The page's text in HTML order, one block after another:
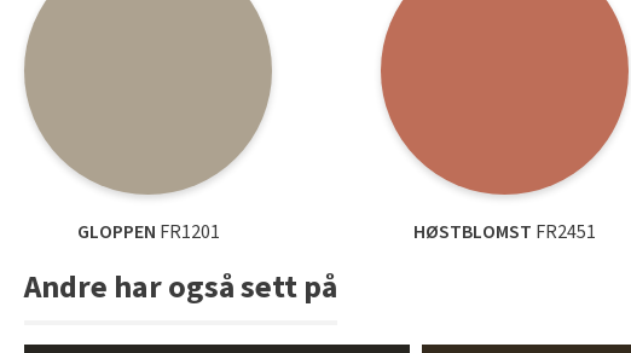
GLOPPEN FR1201 HØSTBLOMST FR2451
Andre har også sett på